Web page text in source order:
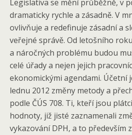
Legislativa se mění průběžně, v
dramaticky rychle a zásadně. V
ovlivňuje a redefinuje zásadní a
veřejné správě. Od letošního
a náročných problému budou
celé úřady a nejen jejich
ekonomickými agendami. Účetní
lednu 2012 změny metody a
podle ČÚS 708. Ti, kteří jsou
hodnoty, již jisté zaznamenali
vykazování DPH, a to především